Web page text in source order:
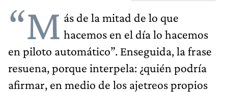
“M ás de la mitad de lo que
hacemos en el día lo hacemos
en piloto automático”. Enseguida, la frase
resuena, porque interpela: ¿quién podría
afirmar, en medio de los ajetreos propios